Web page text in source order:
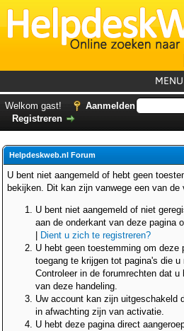
MENU
Forum
Welkom gast!
Aanmelden
Registreren
Helpdeskweb.nl Forum
U bent niet aangemeld of hebt geen
bekijken. Dit kan zijn vanwege een van de
U bent niet aangemeld of niet
aan de onderkant van deze pagina
Dient u zich te registreren?
U hebt geen toestemming om deze
toegang te krijgen tot pagina's die
Controleer in de forumrechten dat
van deze handeling.
Uw account kan zijn uitgeschakeld
in afwachting zijn van activatie.
U hebt deze pagina direct